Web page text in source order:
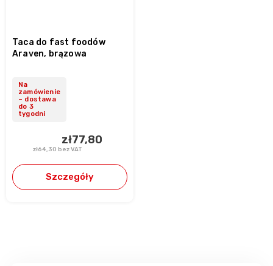
Taca do fast foodów
Araven, brązowa
Na
zamówienie
– dostawa
do 3
tygodni
zł64,30 bez VAT
zł77,80
Szczegóły